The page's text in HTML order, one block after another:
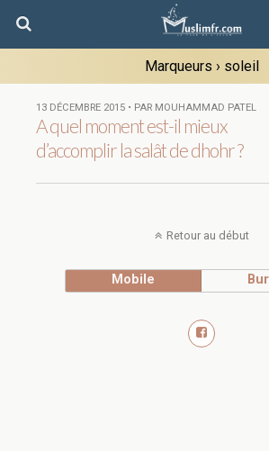
Marqueurs › soleil
13 DÉCEMBRE 2015 • PAR MOUHAMMAD PATEL
A quel moment est-il mieux
d’accomplir la salât de dhohr ?
Retour au début
Mobile